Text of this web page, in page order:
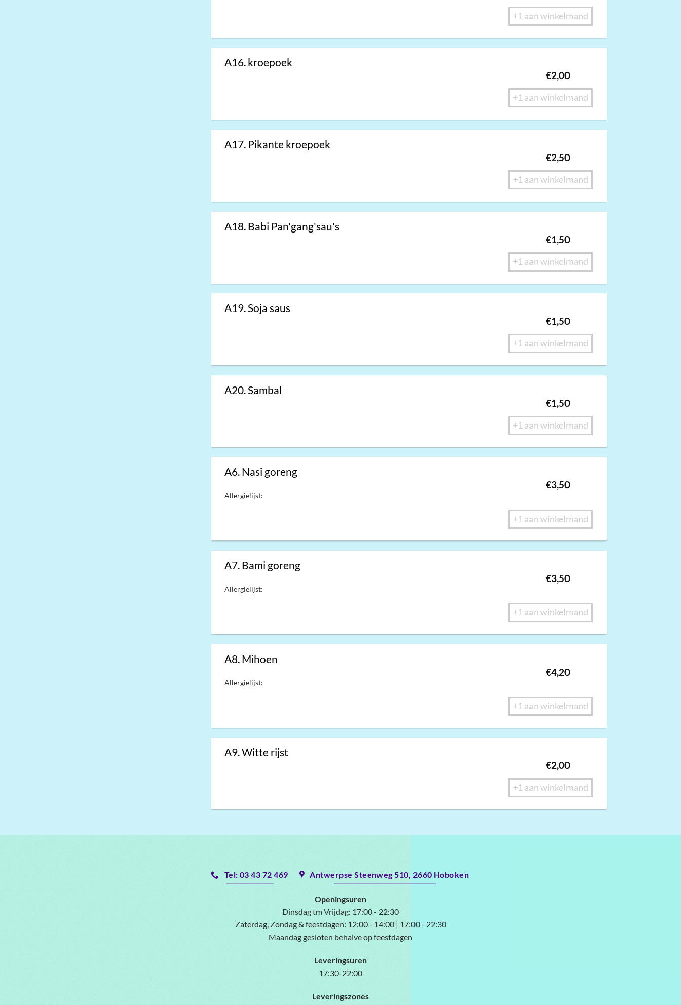
+1 aan winkelmand
A16. kroepoek
€2,00
+1 aan winkelmand
A17. Pikante kroepoek
€2,50
+1 aan winkelmand
A18. Babi Pan'gang'sau's
€1,50
+1 aan winkelmand
A19. Soja saus
€1,50
+1 aan winkelmand
A20. Sambal
€1,50
+1 aan winkelmand
A6. Nasi goreng
€3,50
Allergielijst:
+1 aan winkelmand
A7. Bami goreng
€3,50
Allergielijst:
+1 aan winkelmand
A8. Mihoen
€4,20
Allergielijst:
+1 aan winkelmand
A9. Witte rijst
€2,00
+1 aan winkelmand
Tel: 03 43 72 469 Antwerpse Steenweg 510, 2660 Hoboken
Openingsuren
Dinsdag tm Vrijdag: 17:00 - 22:30
Zaterdag, Zondag & feestdagen: 12:00 - 14:00 | 17:00 - 22:30
Maandag gesloten behalve op feestdagen
Leveringsuren
17:30-22:00
Leveringszones